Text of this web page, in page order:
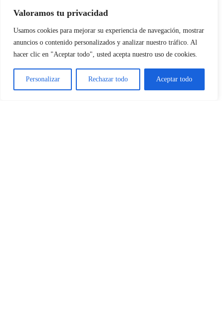
Valoramos tu privacidad
Usamos cookies para mejorar su experiencia de navegación, mostrar
anuncios o contenido personalizados y analizar nuestro tráfico. Al
hacer clic en "Aceptar todo", usted acepta nuestro uso de cookies.
Personalizar Rechazar todo Aceptar todo
FORMATIVOS Y MATERIALES COMPLEMENTARIOS